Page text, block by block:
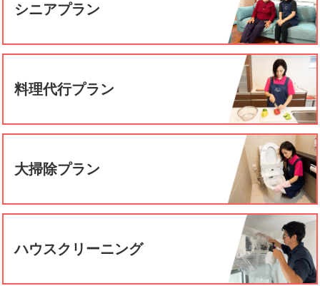
シニアプラン
料理代行プラン
大掃除プラン
ハウスクリーニング